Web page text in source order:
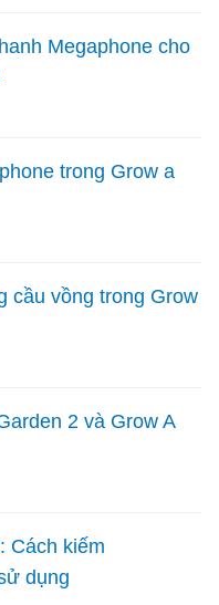
Megaphone cho
trong Grow a
cầu vồng trong Grow
2 và Grow A
Cách kiếm
dụng